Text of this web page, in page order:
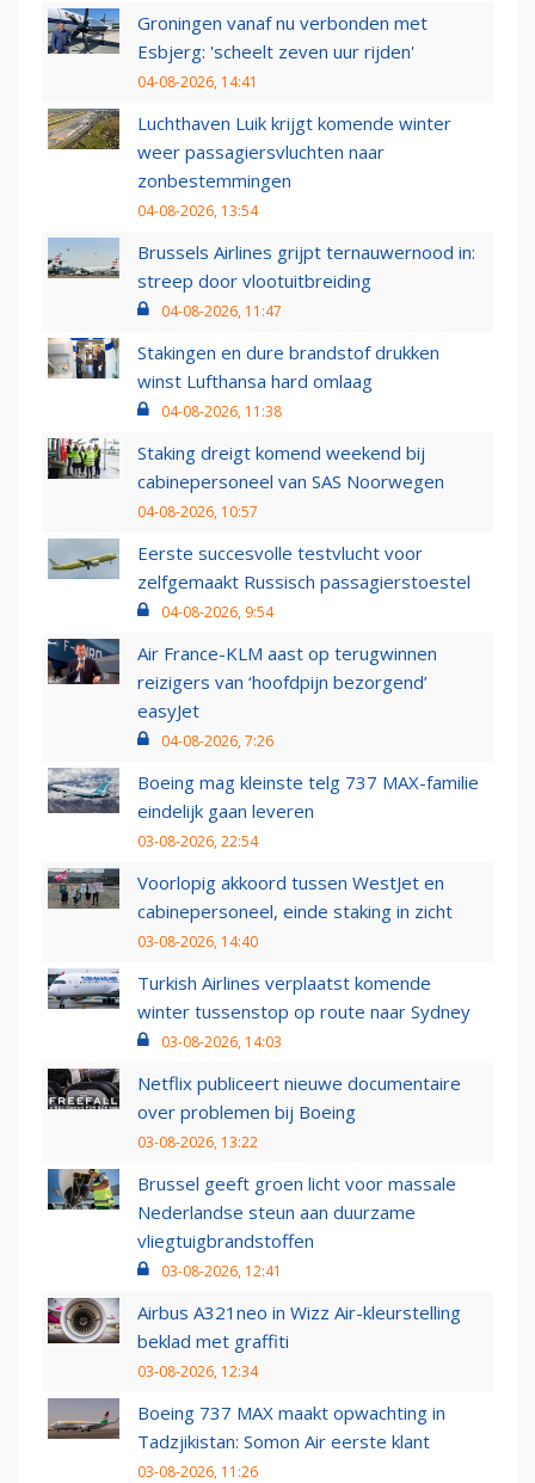
Groningen vanaf nu verbonden met
Esbjerg: 'scheelt zeven uur rijden'
04-08-2026, 14:41
Luchthaven Luik krijgt komende winter
weer passagiersvluchten naar
zonbestemmingen
04-08-2026, 13:54
Brussels Airlines grijpt ternauwernood in:
streep door vlootuitbreiding
04-08-2026, 11:47
Stakingen en dure brandstof drukken
winst Lufthansa hard omlaag
04-08-2026, 11:38
Staking dreigt komend weekend bij
cabinepersoneel van SAS Noorwegen
04-08-2026, 10:57
Eerste succesvolle testvlucht voor
zelfgemaakt Russisch passagierstoestel
04-08-2026, 9:54
Air France-KLM aast op terugwinnen
reizigers van ‘hoofdpijn bezorgend’
easyJet
04-08-2026, 7:26
Boeing mag kleinste telg 737 MAX-familie
eindelijk gaan leveren
03-08-2026, 22:54
Voorlopig akkoord tussen WestJet en
cabinepersoneel, einde staking in zicht
03-08-2026, 14:40
Turkish Airlines verplaatst komende
winter tussenstop op route naar Sydney
03-08-2026, 14:03
Netflix publiceert nieuwe documentaire
over problemen bij Boeing
03-08-2026, 13:22
Brussel geeft groen licht voor massale
Nederlandse steun aan duurzame
vliegtuigbrandstoffen
03-08-2026, 12:41
Airbus A321neo in Wizz Air-kleurstelling
beklad met graffiti
03-08-2026, 12:34
Boeing 737 MAX maakt opwachting in
Tadzjikistan: Somon Air eerste klant
03-08-2026, 11:26